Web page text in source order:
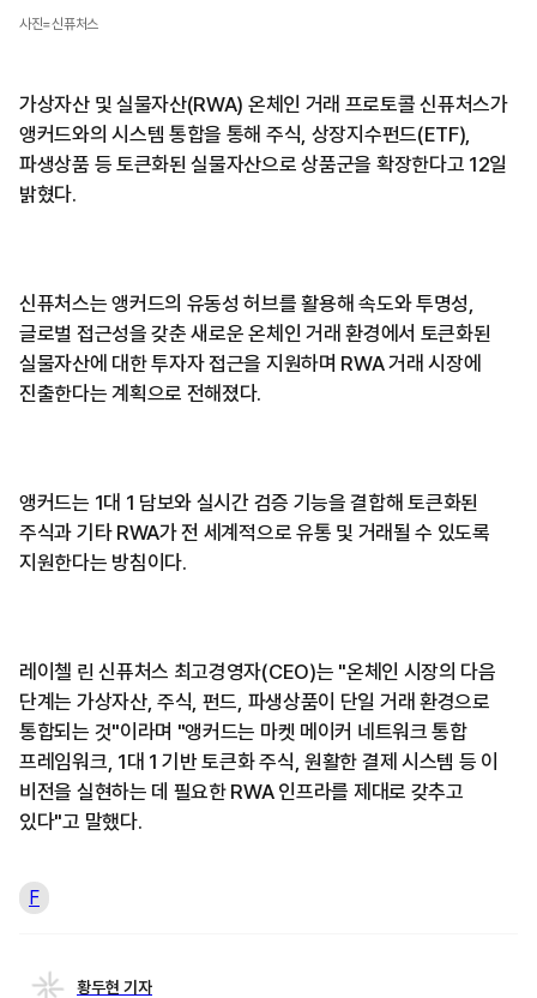
사진=신퓨처스
가상자산 및 실물자산(RWA) 온체인 거래 프로토콜 신퓨처스가
앵커드와의 시스템 통합을 통해 주식, 상장지수펀드(ETF),
파생상품 등 토큰화된 실물자산으로 상품군을 확장한다고 12일
밝혔다.
신퓨처스는 앵커드의 유동성 허브를 활용해 속도와 투명성,
글로벌 접근성을 갖춘 새로운 온체인 거래 환경에서 토큰화된
실물자산에 대한 투자자 접근을 지원하며 RWA 거래 시장에
진출한다는 계획으로 전해졌다.
앵커드는 1대 1 담보와 실시간 검증 기능을 결합해 토큰화된
주식과 기타 RWA가 전 세계적으로 유통 및 거래될 수 있도록
지원한다는 방침이다.
레이첼 린 신퓨처스 최고경영자(CEO)는 "온체인 시장의 다음
단계는 가상자산, 주식, 펀드, 파생상품이 단일 거래 환경으로
통합되는 것"이라며 "앵커드는 마켓 메이커 네트워크 통합
프레임워크, 1대 1 기반 토큰화 주식, 원활한 결제 시스템 등 이
비전을 실현하는 데 필요한 RWA 인프라를 제대로 갖추고
있다"고 말했다.
F
황두현 기자